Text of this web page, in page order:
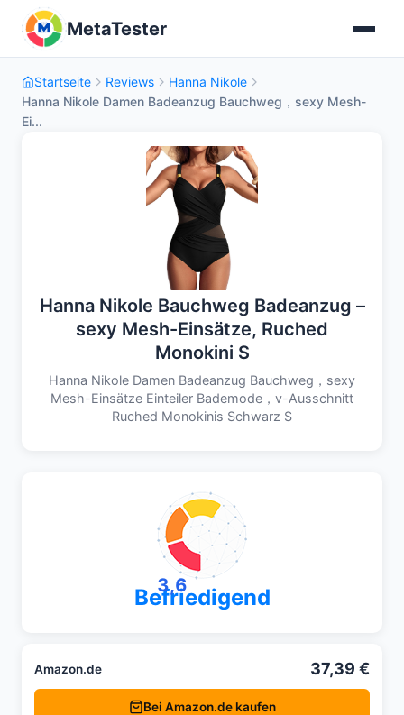
MetaTester
Startseite Reviews
Hanna Nikole
Hanna Nikole Damen Badeanzug Bauchweg，sexy Mesh-
Ei...
Hanna Nikole Bauchweg Badeanzug –
sexy Mesh-Einsätze, Ruched
Monokini S
Hanna Nikole Damen Badeanzug Bauchweg，sexy
Mesh-Einsätze Einteiler Bademode，v-Ausschnitt
Ruched Monokinis Schwarz S
3,6
Befriedigend
Amazon.de 37,39 €
Bei Amazon.de kaufen